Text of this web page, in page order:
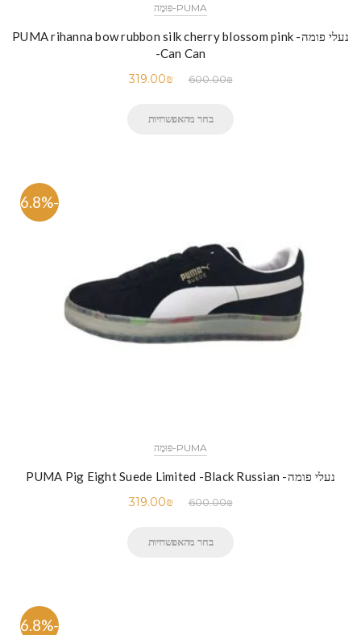
PUMA-פּוּמָה
נעלי פומה- PUMA rihanna bow rubbon silk cherry blossom pink
-Can Can
600.00₪
319.00₪
בחר מהאפשרויות
-46.8%
PUMA-פּוּמָה
נעלי פומה- PUMA Pig Eight Suede Limited -Black Russian
600.00₪
319.00₪
בחר מהאפשרויות
-46.8%